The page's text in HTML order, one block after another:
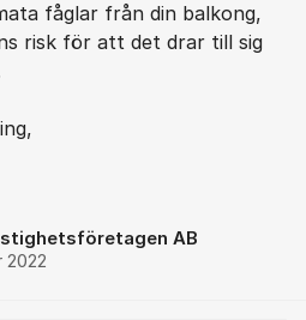
fåglar från din balkong,
risk för att det drar till sig
AB
2022